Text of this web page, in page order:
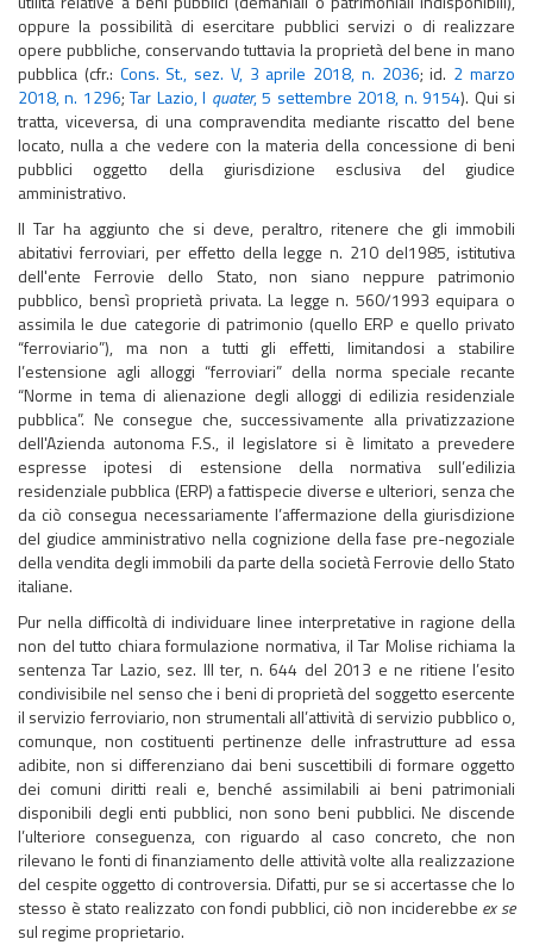
oppure la possibilità di esercitare pubblici servizi o di realizzare
opere pubbliche, conservando tuttavia la proprietà del bene in mano
pubblica (cfr.: Cons. St., sez. V, 3 aprile 2018, n. 2036; id. 2 marzo
2018, n. 1296;Tar Lazio, I quater, 5 settembre 2018, n. 9154). Qui si
tratta, viceversa, di una compravendita mediante riscatto del bene
locato, nulla a che vedere con la materia della concessione di beni
pubblici oggetto della giurisdizione esclusiva del giudice
amministrativo.
Il Tar ha aggiunto che si deve, peraltro, ritenere che gli immobili
abitativi ferroviari, per effetto della legge n. 210 del1985, istitutiva
dell'ente Ferrovie dello Stato, non siano neppure patrimonio
pubblico, bensì proprietà privata. La legge n. 560/1993 equipara o
assimila le due categorie di patrimonio (quello ERP e quello privato
“ferroviario”), ma non a tutti gli effetti, limitandosi a stabilire
l’estensione agli alloggi “ferroviari” della norma speciale recante
“Norme in tema di alienazione degli alloggi di edilizia residenziale
pubblica”. Ne consegue che, successivamente alla privatizzazione
dell'Azienda autonoma F.S., il legislatore si è limitato a prevedere
espresse ipotesi di estensione della normativa sull’edilizia
residenziale pubblica (ERP) a fattispecie diverse e ulteriori, senza che
da ciò consegua necessariamente l’affermazione della giurisdizione
del giudice amministrativo nella cognizione della fase pre-negoziale
della vendita degli immobili da parte della società Ferrovie dello Stato
italiane.
Pur nella difficoltà di individuare linee interpretative in ragione della
non del tutto chiara formulazione normativa, il Tar Molise richiama la
sentenza Tar Lazio, sez. III ter, n. 644 del 2013 e ne ritiene l’esito
condivisibile nel senso che i beni di proprietà del soggetto esercente
il servizio ferroviario, non strumentali all’attività di servizio pubblico o,
comunque, non costituenti pertinenze delle infrastrutture ad essa
adibite, non si differenziano dai beni suscettibili di formare oggetto
dei comuni diritti reali e, benché assimilabili ai beni patrimoniali
disponibili degli enti pubblici, non sono beni pubblici. Ne discende
l’ulteriore conseguenza, con riguardo al caso concreto, che non
rilevano le fonti di finanziamento delle attività volte alla realizzazione
del cespite oggetto di controversia. Difatti, pur se si accertasse che lo
stesso è stato realizzato con fondi pubblici, ciò non inciderebbe ex se
sul regime proprietario.